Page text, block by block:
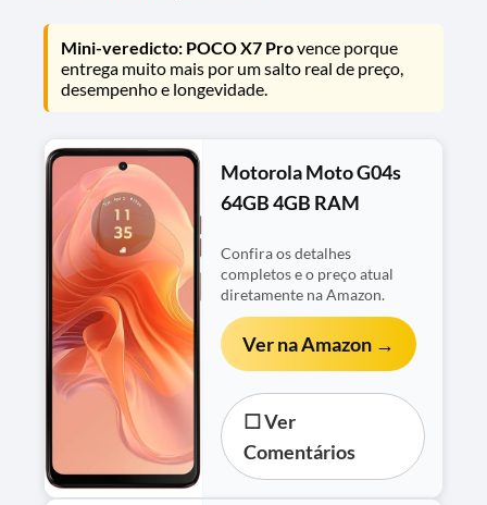
Mini-veredicto: POCO X7 Provence porque
entrega muito mais por um salto real de preço,
desempenho e longevidade.
Motorola Moto G04s
64GB 4GB RAM
Confira os detalhes
completos e o preço atual
diretamente na Amazon.
Ver na Amazon →
☐ Ver
Comentários